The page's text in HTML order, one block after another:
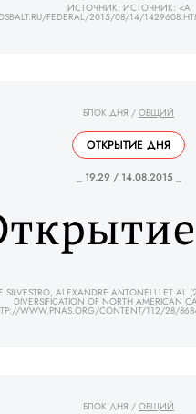
ИСТОЧНИК: ИСТОЧНИК: <A
FEDERAL/2015/08/14/
БЛОК ДНЯ / ОБЩИЙ
ОТКРЫТИЕ ДНЯ
_ 19.29 / 14.08.2015 _
ALEXANDRE ANTONELLI ET AL
DIVERSIFICATION OF NORTH AMERICAN
WWW.PNAS.ORG/CONTENT/112/28/
БЛОК ДНЯ / ОБЩИЙ